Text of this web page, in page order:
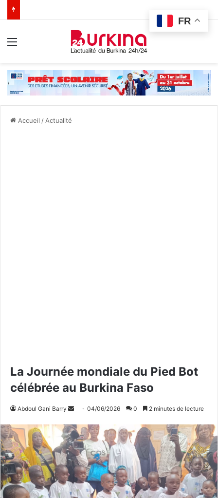
Accueil / Actualité
La Journée mondiale du Pied Bot
célébrée au Burkina Faso
Abdoul Gani Barry
v
o
y
e
r
u
04/06/2026 0 2 minutes de lecture
FR